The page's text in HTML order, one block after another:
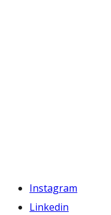
Instagram
Linkedin